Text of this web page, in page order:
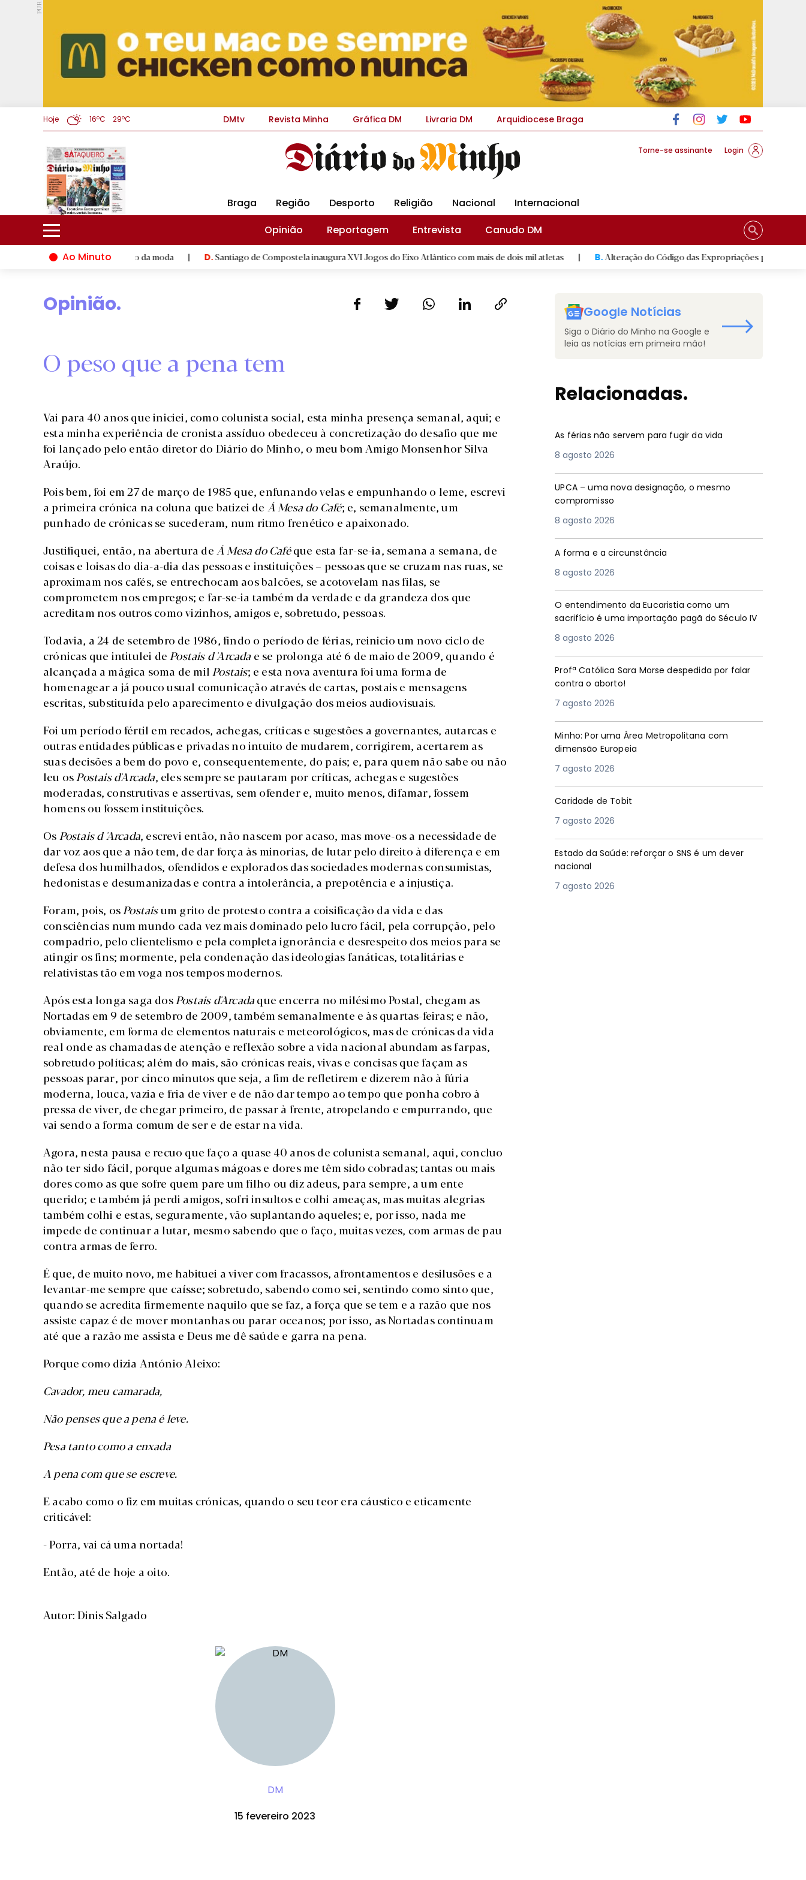
PUB.
Hoje 16ºC 29ºC DMtv Revista Minha Gráfica DM Livraria DM Arquidiocese Braga
Torne-se assinante Login
Braga Região Desporto Religião Nacional
Internacional
Opinião
Reportagem Entrevista
Canudo DM
Ao Minuto
e à inovação do mundo da moda | D.Santiago de Compostela inaugura XVI Jogos do Eixo Atlântico com mais de dois mil atletas | B.Alteração do Código das Expropriações pode ajudar
Opinião.
O peso que a pena tem
Vai para 40 anos que iniciei, como colunista social, esta minha presença semanal, aqui; e
esta minha experiência de cronista assíduo obedeceu à concretização do desafio que me
foi lançado pelo então diretor do Diário do Minho, o meu bom Amigo Monsenhor Silva
Araújo.
Pois bem, foi em 27 de março de 1985 que, enfunando velas e empunhando o leme, escrevi
a primeira crónica na coluna que batizei de Á Mesa do Café; e, semanalmente, um
punhado de crónicas se sucederam, num ritmo frenético e apaixonado.
Justifiquei, então, na abertura deÁ Mesa do Caféque esta far-se-ia, semana a semana, de
coisas e loisas do dia-a-dia das pessoas e instituições – pessoas que se cruzam nas ruas, se
aproximam nos cafés, se entrechocam aos balcões, se acotovelam nas filas, se
comprometem nos empregos; e far-se-ia também da verdade e da grandeza dos que
acreditam nos outros como vizinhos, amigos e, sobretudo, pessoas.
Todavia, a 24 de setembro de 1986, findo o período de férias, reinicio um novo ciclo de
crónicas que intitulei dePostais d 'Arcada e se prolonga até 6 de maio de 2009, quando é
alcançada a mágica soma de milPostais; e esta nova aventura foi uma forma de
homenagear a já pouco usual comunicação através de cartas, postais e mensagens
escritas, substituída pelo aparecimento e divulgação dos meios audiovisuais.
Foi um período fértil em recados, achegas, críticas e sugestões a governantes, autarcas e
outras entidades públicas e privadas no intuito de mudarem, corrigirem, acertarem as
suas decisões a bem do povo e, consequentemente, do país; e, para quem não sabe ou não
leu osPostais d'Arcada, eles sempre se pautaram por críticas, achegas e sugestões
moderadas, construtivas e assertivas, sem ofender e, muito menos, difamar, fossem
homens ou fossem instituições.
OsPostais d 'Arcada, escrevi então, não nascem por acaso, mas move-os a necessidade de
dar voz aos que a não tem, de dar força às minorias, de lutar pelo direito à diferença e em
defesa dos humilhados, ofendidos e explorados das sociedades modernas consumistas,
hedonistas e desumanizadas e contra a intolerância, a prepotência e a injustiça.
Foram, pois, osPostaisum grito de protesto contra a coisificação da vida e das
consciências num mundo cada vez mais dominado pelo lucro fácil, pela corrupção, pelo
compadrio, pelo clientelismo e pela completa ignorância e desrespeito dos meios para se
atingir os fins; mormente, pela condenação das ideologias fanáticas, totalitárias e
relativistas tão em voga nos tempos modernos.
Após esta longa saga dosPostais d'Arcadaque encerra no milésimo Postal, chegam as
Nortadas em 9 de setembro de 2009, também semanalmente e às quartas-feiras; e não,
obviamente, em forma de elementos naturais e meteorológicos, mas de crónicas da vida
real onde as chamadas de atenção e reflexão sobre a vida nacional abundam as farpas,
sobretudo políticas; além do mais, são crónicas reais, vivas e concisas que façam as
pessoas parar, por cinco minutos que seja, a fim de refletirem e dizerem não à fúria
moderna, louca, vazia e fria de viver e de não dar tempo ao tempo que ponha cobro à
pressa de viver, de chegar primeiro, de passar à frente, atropelando e empurrando, que
vai sendo a forma comum de ser e de estar na vida.
Agora, nesta pausa e recuo que faço a quase 40 anos de colunista semanal, aqui, concluo
não ter sido fácil, porque algumas mágoas e dores me têm sido cobradas; tantas ou mais
dores como as que sofre quem pare um filho ou diz adeus, para sempre, a um ente
querido; e também já perdi amigos, sofri insultos e colhi ameaças, mas muitas alegrias
também colhi e estas, seguramente, vão suplantando aqueles; e, por isso, nada me
impede de continuar a lutar, mesmo sabendo que o faço, muitas vezes, com armas de pau
contra armas de ferro.
É que, de muito novo, me habituei a viver com fracassos, afrontamentos e desilusões e a
levantar-me sempre que caísse; sobretudo, sabendo como sei, sentindo como sinto que,
quando se acredita firmemente naquilo que se faz, a força que se tem e a razão que nos
assiste capaz é de mover montanhas ou parar oceanos; por isso, as Nortadas continuam
até que a razão me assista e Deus me dê saúde e garra na pena.
Porque como dizia António Aleixo:
Cavador, meu camarada,
Não penses que a pena é leve.
Pesa tanto como a enxada
A pena com que se escreve.
E acabo como o fiz em muitas crónicas, quando o seu teor era cáustico e eticamente
criticável:
- Porra, vai cá uma nortada!
Então, até de hoje a oito.
Autor: Dinis Salgado
DM
15 fevereiro 2023
Google Notícias
Siga o Diário do Minho na Google e
leia as notícias em primeira mão!
Relacionadas.
As férias não servem para fugir da vida
8 agosto 2026
UPCA – uma nova designação, o mesmo
compromisso
8 agosto 2026
A forma e a circunstância
8 agosto 2026
O entendimento da Eucaristia como um
sacrifício é uma importação pagã do Século IV
8 agosto 2026
Profª Católica Sara Morse despedida por falar
contra o aborto!
7 agosto 2026
Minho: Por uma Área Metropolitana com
dimensão Europeia
7 agosto 2026
Caridade de Tobit
7 agosto 2026
Estado da Saúde: reforçar o SNS é um dever
nacional
7 agosto 2026